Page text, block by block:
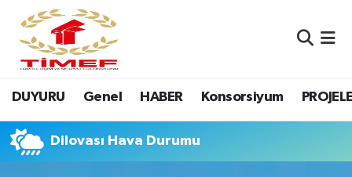
DUYURU Genel HABER Konsorsiyum
Dilovası Hava Durumu
Anasayfa Kutu
Anasayfa Manşet
Canlı Yayın
Nöbetçi Eczaneler
Hava Durumu
Namaz Vakitleri